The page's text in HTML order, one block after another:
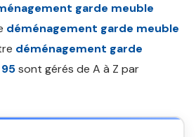
garde meuble
déménagement garde meuble
déménagement garde
sont gérés de A à Z par